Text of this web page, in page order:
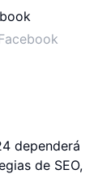
dependerá
de SEO,